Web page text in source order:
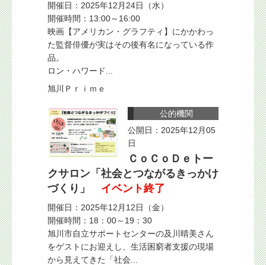
開催日：2025年12月24日（水）
開催時間：13:00～16:00
映画【アメリカン・グラフティ】にかかわっ
た監督俳優が実はその後有名になっている作
品。
ロン・ハワード...
旭川Ｐｒｉｍｅ
公的機関
公開日：2025年12月05
日
ＣｏＣｏＤｅトー
クサロン「社会とつながるきっかけ
づくり」
イベント終了
開催日：2025年12月12日（金）
開催時間：18：00～19：30
旭川市自立サポートセンターの及川晴美さん
をゲストにお迎えし、生活困窮者支援の現場
から見えてきた「社会...